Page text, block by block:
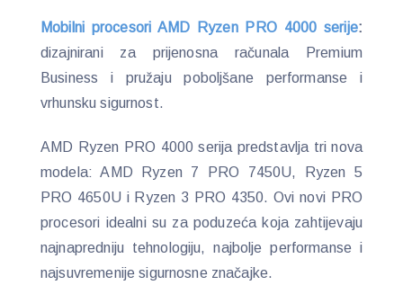
Mobilni procesori AMD Ryzen PRO 4000 serije:
dizajnirani za prijenosna računala Premium
Business i pružaju poboljšane performanse i
vrhunsku sigurnost.
AMD Ryzen PRO 4000 serija predstavlja tri nova
modela: AMD Ryzen 7 PRO 7450U, Ryzen 5
PRO 4650U i Ryzen 3 PRO 4350. Ovi novi PRO
procesori idealni su za poduzeća koja zahtijevaju
najnapredniju tehnologiju, najbolje performanse i
najsuvremenije sigurnosne značajke.